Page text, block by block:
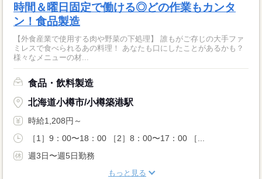
時間＆曜日固定で働ける◎どの作業もカンタ
ン！食品製造
【外食産業で使用する肉や野菜の下処理】 誰もがご存じの大手ファ
ミレスで食べられるあの料理！ あなたも口にしたことがあるかも？
様々なメニューの材...
食品・飲料製造
北海道小樽市/小樽築港駅
時給1,208円～
［1］9：00〜18：00 ［2］8：00〜17：00 ［...
週3日〜週5日勤務
もっと見る